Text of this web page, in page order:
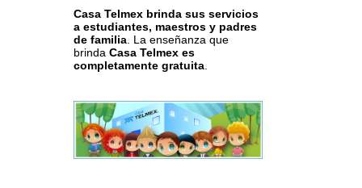
Casa Telmex brinda sus servicios
a estudiantes, maestros y padres
de familia . La enseñanza que
brinda Casa Telmex es
completamente gratuita